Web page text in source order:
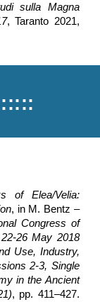
sulla Magna
, Taranto 2021,
:::::
of Elea/Velia:
, in M. Bentz –
Congress of
26 May 2018
Use, Industry,
2-3, Single
in the Ancient
, pp. 411–427.